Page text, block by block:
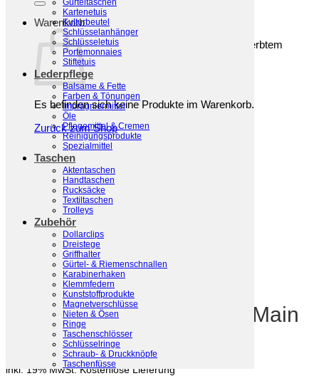
Warenkorb
Es befinden sich keine Produkte im Warenkorb.
Zurück zum Shop
Gürteltaschen
Kartenetuis
Kulturbeutel
Schlüsselanhänger
Schlüsseletuis
Portemonnaies
Stiftetuis
Lederpflege
Balsame & Fette
Farben & Tönungen
Imprägniermittel
Öle
Pflegemittel & Cremen
Reinigungsprodukte
Spezialmittel
Taschen
Aktentaschen
Handtaschen
Rucksäcke
Textiltaschen
Trolleys
Zubehör
Dollarclips
Dreistege
Griffhalter
Gürtel- & Riemenschnallen
Karabinerhaken
Klemmfedern
Kunststoffprodukte
Magnetverschlüsse
Nieten & Ösen
Ringe
Taschenschlösser
Schlüsselringe
Schraub- & Druckknöpfe
Taschenfüsse
Kleinlederwaren / Portemonnaies
Sonnenleder Geldbörsen Main
inkl. 19% MwSt.Kostenlose Lieferung